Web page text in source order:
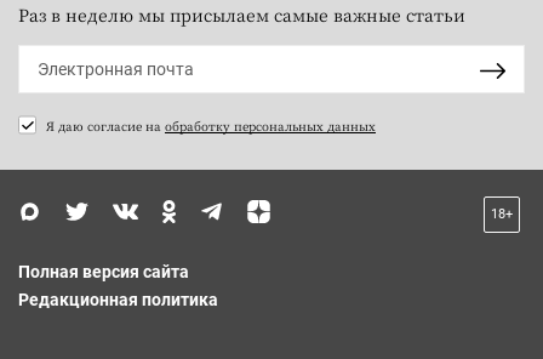
Раз в неделю мы присылаем самые важные статьи
Я даю согласие на обработку персональных данных
18+
Полная версия сайта
Редакционная политика